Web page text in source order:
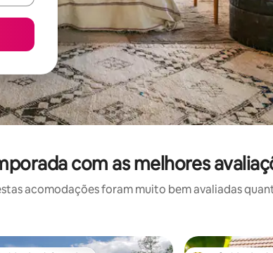
com as melhores
acomodações foram muito bem avaliadas